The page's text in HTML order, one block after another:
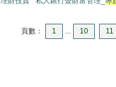
頁數： 1 ... 10 11